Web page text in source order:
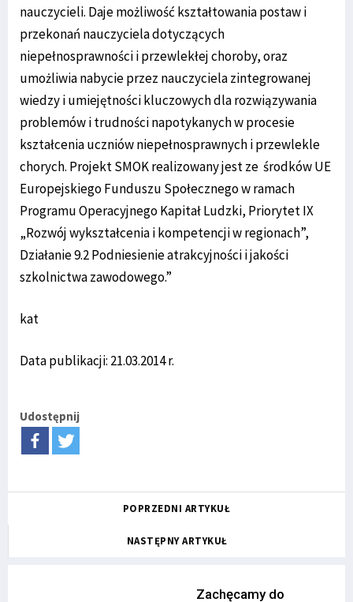
nauczycieli. Daje możliwość kształtowania postaw i
przekonań nauczyciela dotyczących
niepełnosprawności i przewlekłej choroby, oraz
umożliwia nabycie przez nauczyciela zintegrowanej
wiedzy i umiejętności kluczowych dla rozwiązywania
problemów i trudności napotykanych w procesie
kształcenia uczniów niepełnosprawnych i przewlekle
chorych. Projekt SMOK realizowany jest ze środków UE
Europejskiego Funduszu Społecznego w ramach
Programu Operacyjnego Kapitał Ludzki, Priorytet IX
„Rozwój wykształcenia i kompetencji w regionach”,
Działanie 9.2 Podniesienie atrakcyjności i jakości
szkolnictwa zawodowego.”
kat
Data publikacji: 21.03.2014 r.
Udostępnij
POPRZEDNI ARTYKUŁ
NASTĘPNY ARTYKUŁ
Zachęcamy do